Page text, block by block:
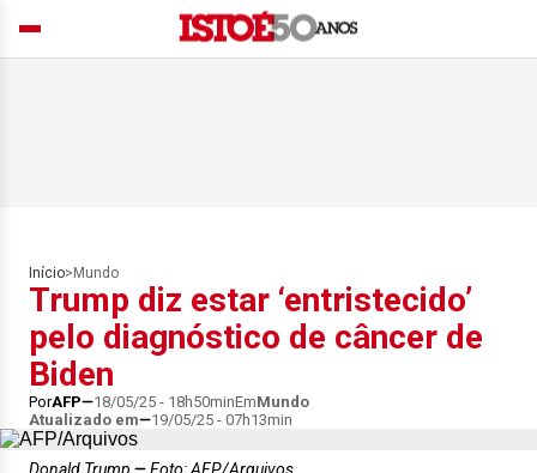
Início> Mundo
Trump diz estar ‘entristecido’
pelo diagnóstico de câncer de
Biden
PorAFP 18/05/25 - 18h50minEmMundo
Atualizado em
19/05/25 - 07h13min